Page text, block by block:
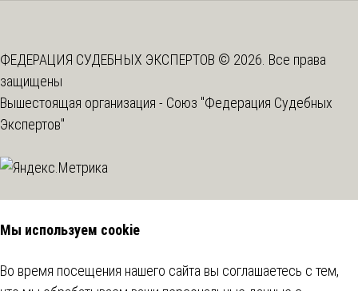
ФЕДЕРАЦИЯ СУДЕБНЫХ ЭКСПЕРТОВ © 2026. Все права
защищены
Вышестоящая организация - Союз "Федерация Судебных
Экспертов"
Мы используем cookie
Во время посещения нашего сайта вы соглашаетесь с тем,